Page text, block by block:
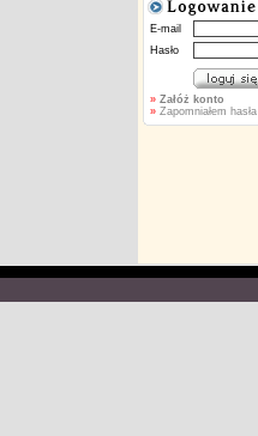
E-mail
Hasło
» Załóż konto
»Zapomniałem hasła